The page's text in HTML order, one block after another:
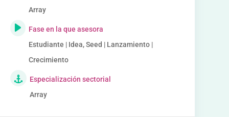
Array
Fase en la que asesora
Estudiante | Idea, Seed | Lanzamiento |
Crecimiento
Especialización sectorial
Array